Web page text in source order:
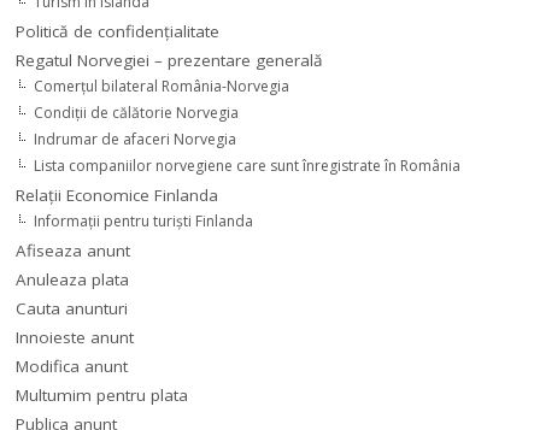
Politică de confidențialitate
Regatul Norvegiei – prezentare generală
Comerţul bilateral România-Norvegia
Condiții de călătorie Norvegia
Indrumar de afaceri Norvegia
Lista companiilor norvegiene care sunt înregistrate în România
Relaţii Economice Finlanda
Informaţii pentru turişti Finlanda
Afiseaza anunt
Anuleaza plata
Cauta anunturi
Innoieste anunt
Modifica anunt
Multumim pentru plata
Publica anunt